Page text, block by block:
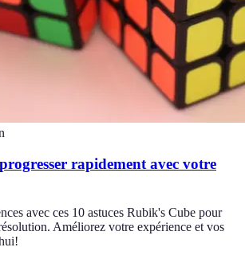
rapidement avec votre
avec ces 10 astuces Rubik's Cube pour
Améliorez votre expérience et vos